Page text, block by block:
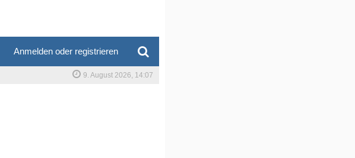
Anmelden oder registrieren
9. August 2026, 14:07